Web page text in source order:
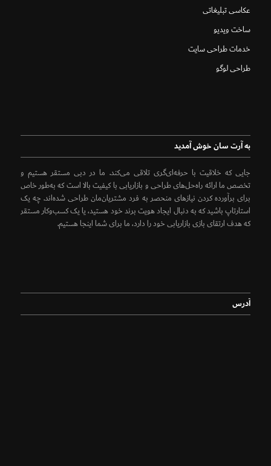
عکاسی تبلیغاتی
ساخت ویدیو
خدمات طراحی سایت
طراحی لوگو
به آرت سان خوش آمدید
جایی که خلاقیت با حرفه‌ای‌گری تلاقی می‌کند. ما در دبی مستقر هستیم و
تخصص ما ارائه راه‌حل‌های طراحی و بازاریابی با کیفیت بالا است که به‌طور خاص
برای برآورده کردن نیازهای منحصر به فرد مشتریان‌مان طراحی شده‌اند. چه یک
استارتاپ باشید که به دنبال ایجاد هویت برند خود هستید، یا یک کسب‌وکار مستقر
که هدف ارتقای بازی بازاریابی خود را دارد، ما برای شما اینجا هستیم.
آدرس